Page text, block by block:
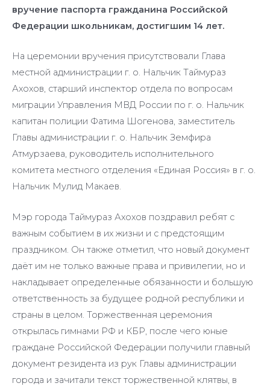
вручение паспорта гражданина Российской
Федерации школьникам, достигшим 14 лет.
На церемонии вручения присутствовали Глава
местной администрации г. о. Нальчик Таймураз
Ахохов, старший инспектор отдела по вопросам
миграции Управления МВД России по г. о. Нальчик
капитан полиции Фатима Шогенова, заместитель
Главы администрации г. о. Нальчик Земфира
Атмурзаева, руководитель исполнительного
комитета местного отделения «Единая Россия» в г. о.
Нальчик Мулид Макаев.
Мэр города Таймураз Ахохов поздравил ребят с
важным событием в их жизни и с предстоящим
праздником. Он также отметил, что новый документ
даёт им не только важные права и привилегии, но и
накладывает определенные обязанности и большую
ответственность за будущее родной республики и
страны в целом. Торжественная церемония
открылась гимнами РФ и КБР, после чего юные
граждане Российской Федерации получили главный
документ резидента из рук Главы администрации
города и зачитали текст торжественной клятвы, в